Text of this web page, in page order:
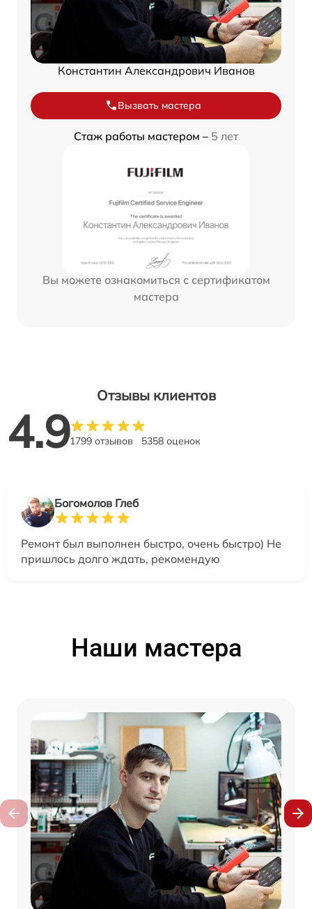
Константин Александрович Иванов
Вызвать мастера
Стаж работы мастером – 5 лет
Вы можете ознакомиться с сертификатом
мастера
Отзывы клиентов
4.91799 отзывов 5358 оценок
Богомолов Глеб
Ремонт был выполнен быстро, очень быстро) Не
пришлось долго ждать, рекомендую
Наши мастера